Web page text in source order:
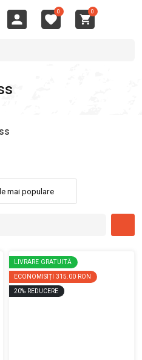
0 0
mai populare
LIVRARE GRATUITĂ
ECONOMISIȚI 315.00 RON
20% REDUCERE